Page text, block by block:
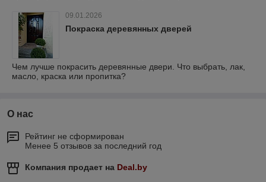
09.01.2026
Покраска деревянных дверей
Чем лучше покрасить деревянные двери. Что выбрать, лак,
масло, краска или пропитка?
О нас
Рейтинг не сформирован
Менее 5 отзывов за последний год
Компания продает на Deal.by